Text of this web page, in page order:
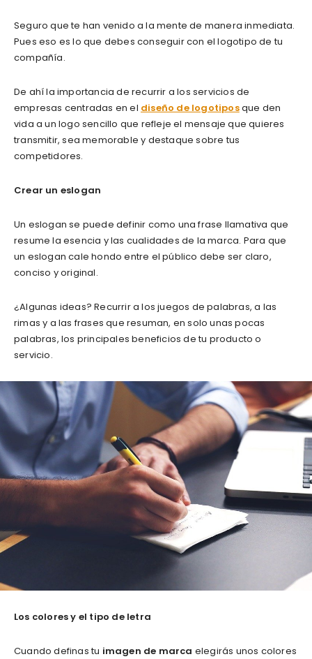
Seguro que te han venido a la mente de manera inmediata.
Pues eso es lo que debes conseguir con el logotipo de tu
compañía.
De ahí la importancia de recurrir a los servicios de
empresas centradas en el diseño de logotiposque den
vida a un logo sencillo que refleje el mensaje que quieres
transmitir, sea memorable y destaque sobre tus
competidores.
Crear un eslogan
Un eslogan se puede definir como una frase llamativa que
resume la esencia y las cualidades de la marca. Para que
un eslogan cale hondo entre el público debe ser claro,
conciso y original.
¿Algunas ideas? Recurrir a los juegos de palabras, a las
rimas y a las frases que resuman, en solo unas pocas
palabras, los principales beneficios de tu producto o
servicio.
Los colores y el tipo de letra
Cuando definas tu imagen de marca elegirás unos colores